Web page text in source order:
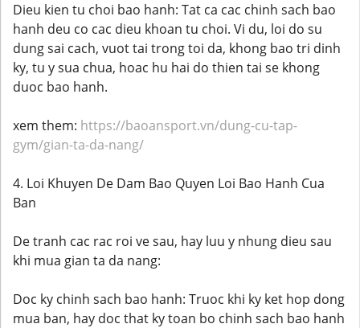
Dieu kien tu choi bao hanh: Tat ca cac chinh sach bao
hanh deu co cac dieu khoan tu choi. Vi du, loi do su
dung sai cach, vuot tai trong toi da, khong bao tri dinh
ky, tu y sua chua, hoac hu hai do thien tai se khong
duoc bao hanh.
xem them: https://baoansport.vn/dung-cu-tap-
gym/gian-ta-da-nang/
4. Loi Khuyen De Dam Bao Quyen Loi Bao Hanh Cua
Ban
De tranh cac rac roi ve sau, hay luu y nhung dieu sau
khi mua gian ta da nang:
Doc ky chinh sach bao hanh: Truoc khi ky ket hop dong
mua ban, hay doc that ky toan bo chinh sach bao hanh